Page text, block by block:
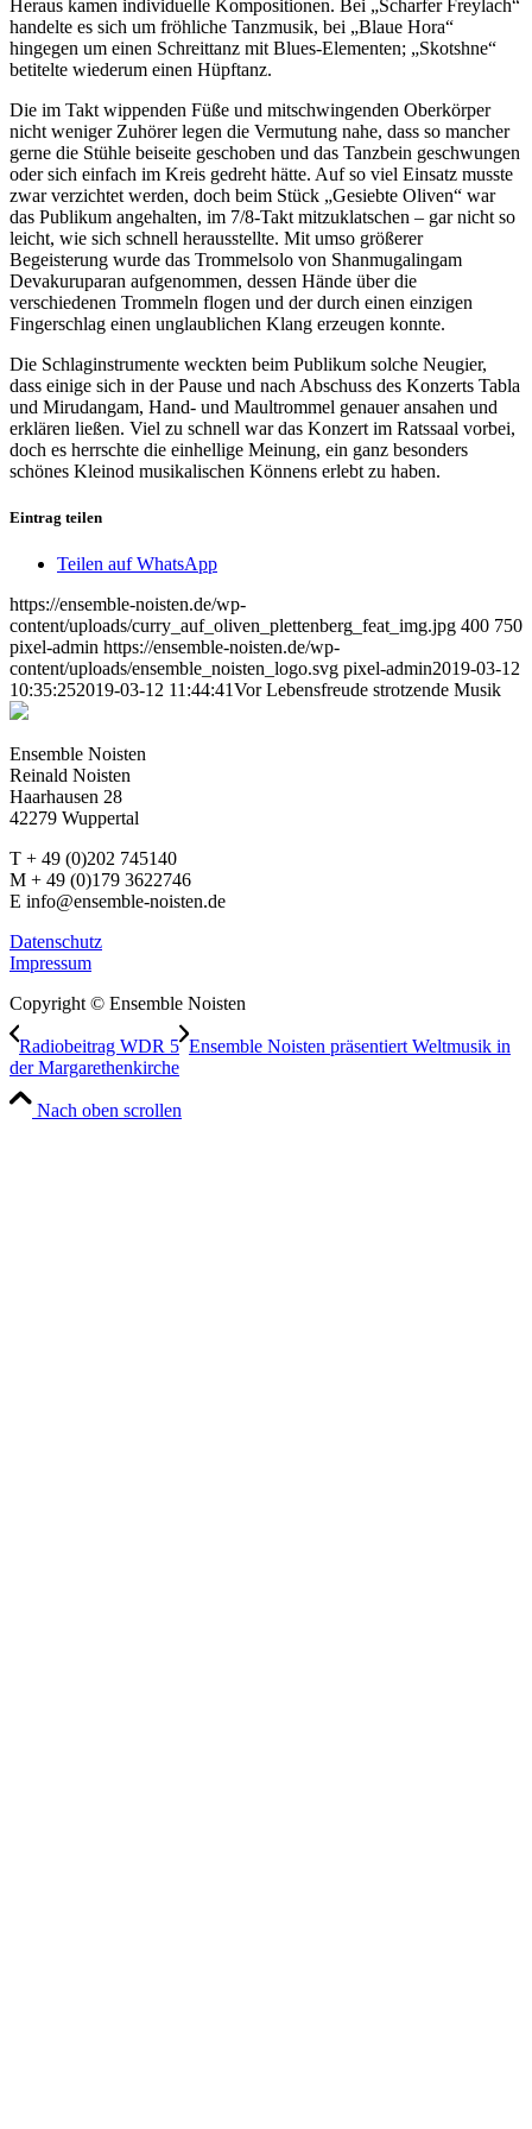
Heraus kamen individuelle Kompositionen. Bei „Scharfer Freylach“
handelte es sich um fröhliche Tanzmusik, bei „Blaue Hora“
hingegen um einen Schreittanz mit Blues-Elementen; „Skotshne“
betitelte wiederum einen Hüpftanz.
Die im Takt wippenden Füße und mitschwingenden Oberkörper
nicht weniger Zuhörer legen die Vermutung nahe, dass so mancher
gerne die Stühle beiseite geschoben und das Tanzbein geschwungen
oder sich einfach im Kreis gedreht hätte. Auf so viel Einsatz musste
zwar verzichtet werden, doch beim Stück „Gesiebte Oliven“ war
das Publikum angehalten, im 7/8-Takt mitzuklatschen – gar nicht so
leicht, wie sich schnell herausstellte. Mit umso größerer
Begeisterung wurde das Trommelsolo von Shanmugalingam
Devakuruparan aufgenommen, dessen Hände über die
verschiedenen Trommeln flogen und der durch einen einzigen
Fingerschlag einen unglaublichen Klang erzeugen konnte.
Die Schlaginstrumente weckten beim Publikum solche Neugier,
dass einige sich in der Pause und nach Abschuss des Konzerts Tabla
und Mirudangam, Hand- und Maultrommel genauer ansahen und
erklären ließen. Viel zu schnell war das Konzert im Ratssaal vorbei,
doch es herrschte die einhellige Meinung, ein ganz besonders
schönes Kleinod musikalischen Könnens erlebt zu haben.
Eintrag teilen
Teilen auf WhatsApp
https://ensemble-noisten.de/wp-
content/uploads/curry_auf_oliven_plettenberg_feat_img.jpg 400 750
pixel-admin https://ensemble-noisten.de/wp-
content/uploads/ensemble_noisten_logo.svg pixel-admin2019-03-12
10:35:252019-03-12 11:44:41Vor Lebensfreude strotzende Musik
Ensemble Noisten
Reinald Noisten
Haarhausen 28
42279 Wuppertal
T + 49 (0)202 745140
M + 49 (0)179 3622746
E info@ensemble-noisten.de
Datenschutz
Impressum
Copyright © Ensemble Noisten
Radiobeitrag WDR 5 Ensemble Noisten präsentiert Weltmusik in
der Margarethenkirche
Nach oben scrollen